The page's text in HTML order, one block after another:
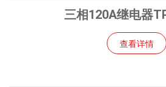
三相120A继电器
查看详情